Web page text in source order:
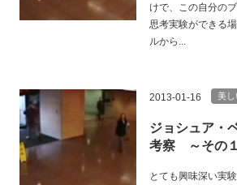
けで、この自分の
思考実験ができる
ルから...
2013-01-16 美
ジョシュア・
考察 ～その１
とても興味深い実